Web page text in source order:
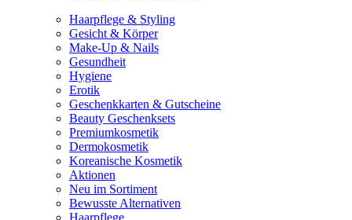
Haarpflege & Styling
Gesicht & Körper
Make-Up & Nails
Gesundheit
Hygiene
Erotik
Geschenkkarten & Gutscheine
Beauty Geschenksets
Premiumkosmetik
Dermokosmetik
Koreanische Kosmetik
Aktionen
Neu im Sortiment
Bewusste Alternativen
Haarpflege